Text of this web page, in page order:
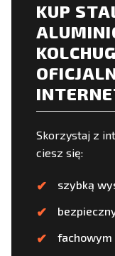
KUP
Skorzystaj z
ciesz się:
szybką
fachowym